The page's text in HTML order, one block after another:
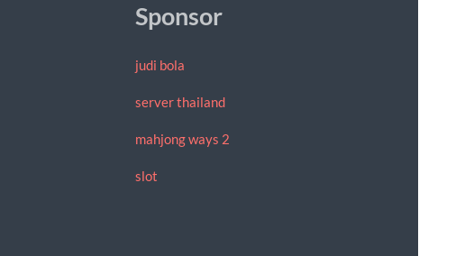
Sponsor
judi bola
server thailand
mahjong ways 2
slot